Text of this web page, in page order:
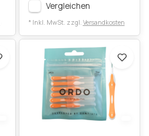
Vergleichen
* Inkl. MwSt. zzgl. Versandkosten